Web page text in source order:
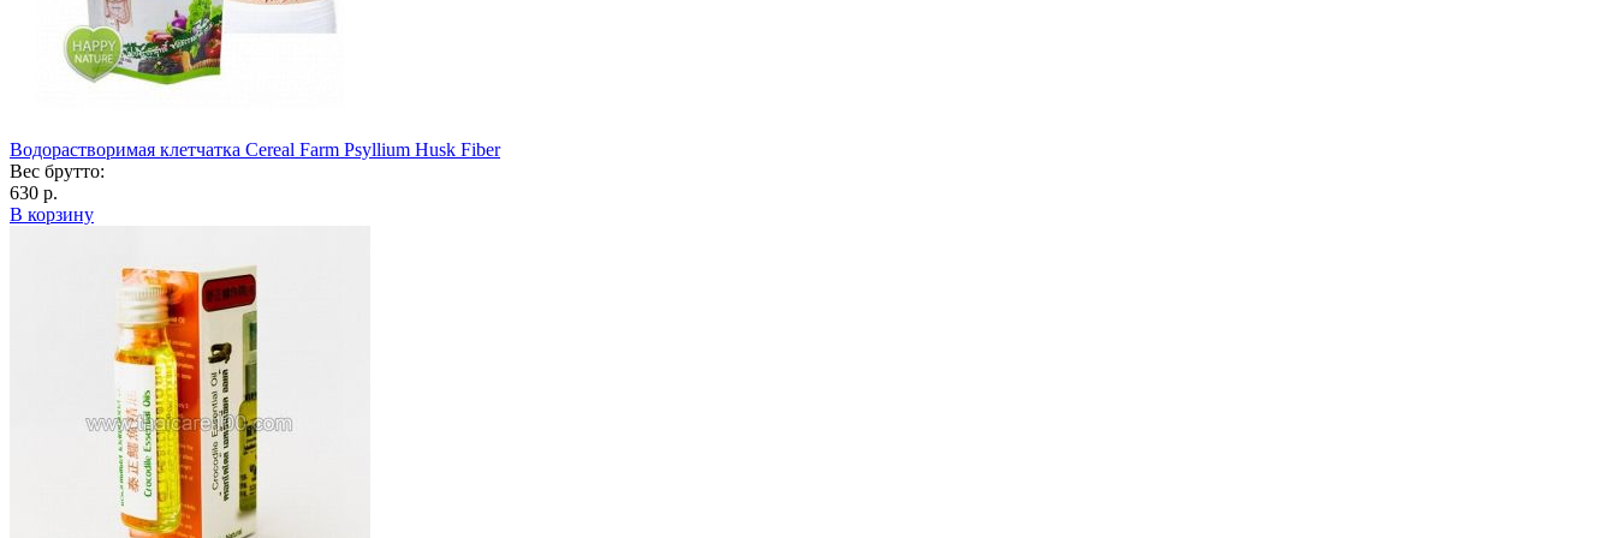
Водорастворимая клетчатка Cereal Farm Psyllium Husk Fiber
Вес брутто:
630 р.
В корзину